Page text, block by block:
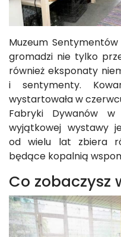
Muzeum
gromadzi nie tylko
również eksponaty
i sentymenty.
wystartowała w
Fabryki Dywanów
wyjątkowej wystawy
od wielu lat zbiera
będące kopalnią
Co zobaczysz